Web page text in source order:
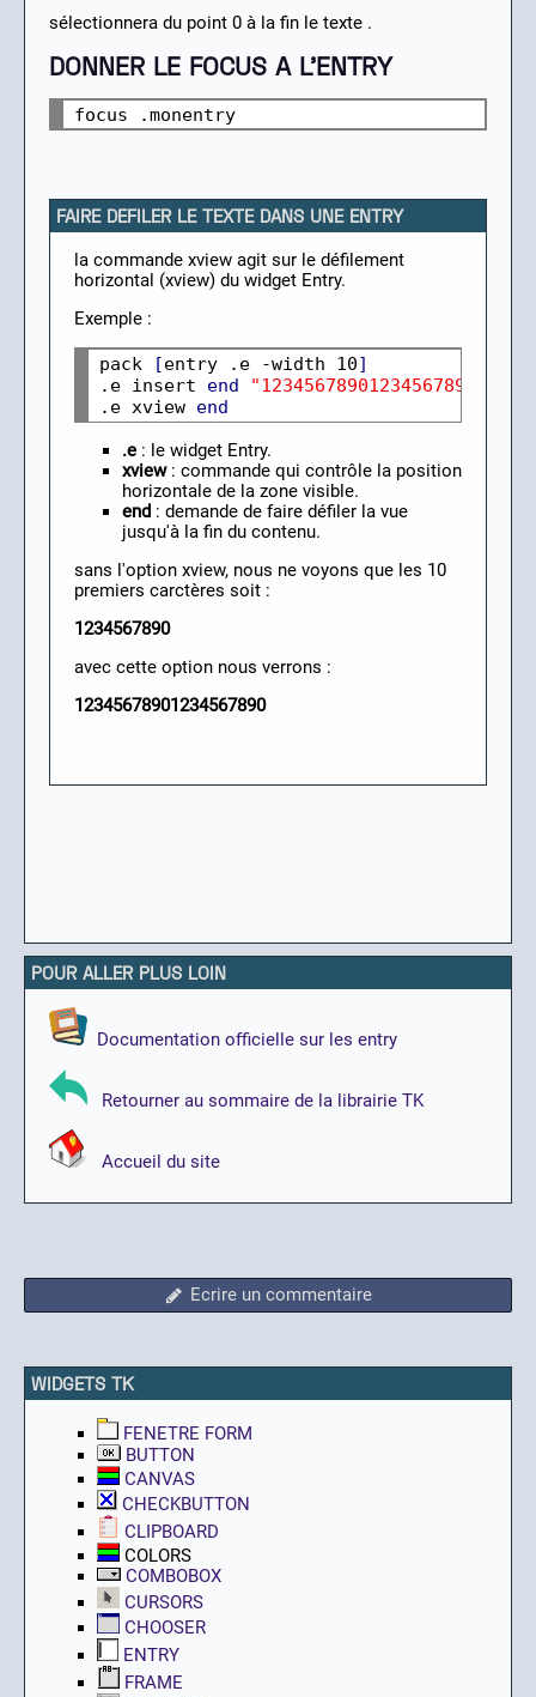
sélectionnera du point 0 à la fin le texte .
DONNER LE FOCUS A L'ENTRY
FAIRE DEFILER LE TEXTE DANS UNE ENTRY
la commande xview agit sur le défilement
horizontal (xview) du widget Entry.
Exemple :
pack [entry .e -width 10]
.e insert end
"12345678901234567890"
.e xview end
.e : le widget Entry.
xview: commande qui contrôle la position
horizontale de la zone visible.
end : demande de faire défiler la vue
jusqu'à la fin du contenu.
sans l'option xview, nous ne voyons que les 10
premiers carctères soit :
1234567890
avec cette option nous verrons :
12345678901234567890
POUR ALLER PLUS LOIN
Documentation officielle sur les entry
Retourner au sommaire de la librairie TK
Accueil du site
Ecrire un commentaire
WIDGETS TK
FENETRE FORM
BUTTON
CANVAS
CHECKBUTTON
CLIPBOARD
COLORS
COMBOBOX
CURSORS
CHOOSER
ENTRY
FRAME